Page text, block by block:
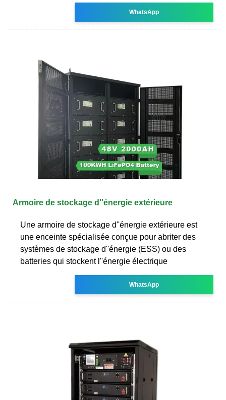
WhatsApp
Armoire de stockage d''énergie extérieure
Une armoire de stockage d''énergie extérieure est
une enceinte spécialisée conçue pour abriter des
systèmes de stockage d''énergie (ESS) ou des
batteries qui stockent l''énergie électrique
WhatsApp